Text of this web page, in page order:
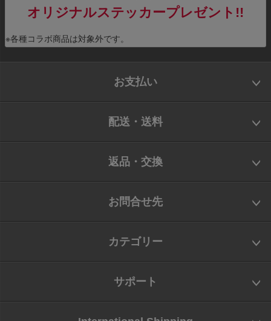
オリジナルステッカープレゼント!!
※各種コラボ商品は対象外です。
お支払い
配送・送料
返品・交換
お問合せ先
カテゴリー
サポート